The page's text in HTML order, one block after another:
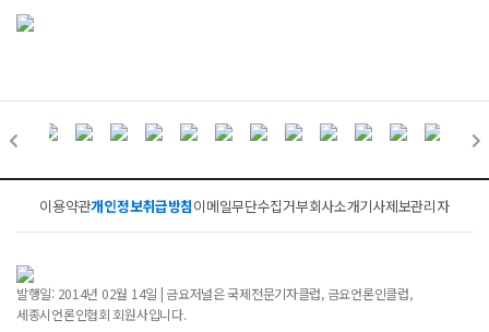
이용약관개인정보취급방침이메일무단수집거부회사소개기사제보관리자
발행일: 2014년 02월 14일 | 금요저널은 국제전문기자클럽, 금요언론인클럽,
세종시언론인협회 회원사입니다.